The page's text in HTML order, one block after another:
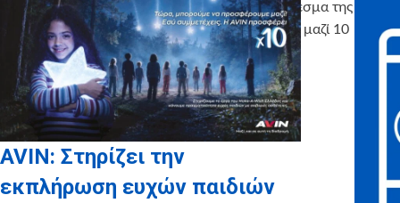
καθημερινότητα. Ας ανταποκριθούμε στο κάλεσμα της
PepsiCo για νόστιμες γιορτές, εκπληρώνοντας μαζί 10
ολόκληρες ευχές μικρών ηρώων!
AVIN: Στηρίζει την
εκπλήρωση ευχών παιδιών